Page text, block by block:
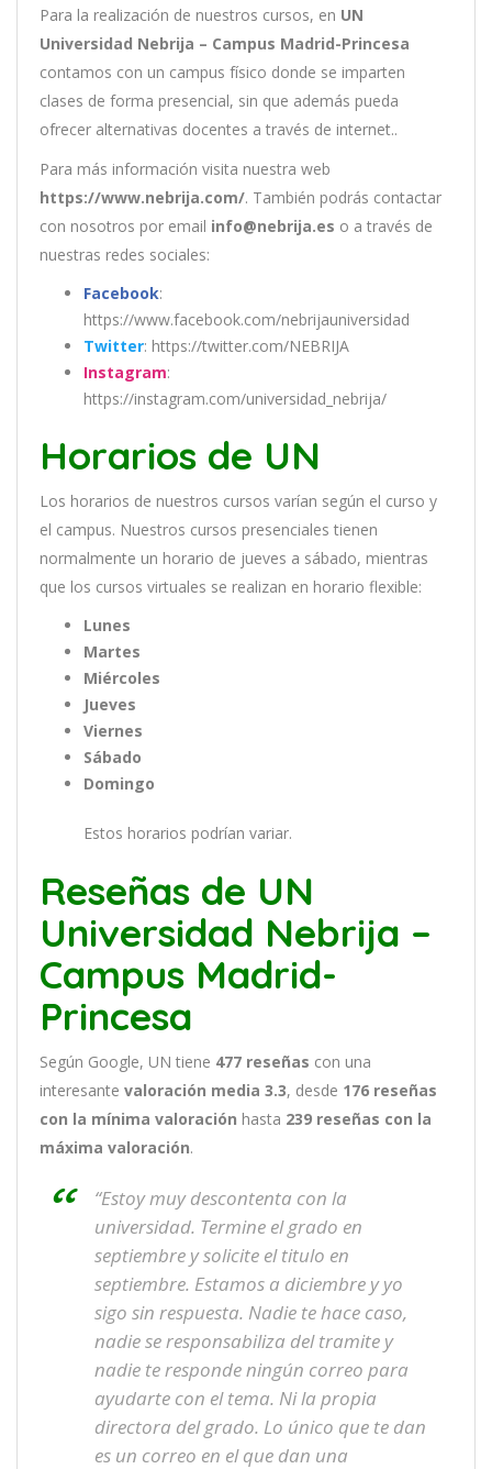
Para la realización de nuestros cursos, en UN
Universidad Nebrija – Campus Madrid-Princesa
contamos con un campus físico donde se imparten
clases de forma presencial, sin que además pueda
ofrecer alternativas docentes a través de internet..
Para más información visita nuestra web
https://www.nebrija.com/. También podrás contactar
con nosotros por email info@nebrija.es o a través de
nuestras redes sociales:
Facebook:
https://www.facebook.com/nebrijauniversidad
Twitter: https://twitter.com/NEBRIJA
Instagram:
https://instagram.com/universidad_nebrija/
Horarios de UN
Los horarios de nuestros cursos varían según el curso y
el campus. Nuestros cursos presenciales tienen
normalmente un horario de jueves a sábado, mientras
que los cursos virtuales se realizan en horario flexible:
Lunes
Martes
Miércoles
Jueves
Viernes
Sábado
Domingo
Estos horarios podrían variar.
Reseñas de UN
Universidad Nebrija –
Campus Madrid-
Princesa
Según Google, UN tiene 477 reseñas con una
interesante valoración media 3.3, desde 176 reseñas
con la mínima valoración hasta 239 reseñas con la
máxima valoración.
“Estoy muy descontenta con la
universidad. Termine el grado en
septiembre y solicite el titulo en
septiembre. Estamos a diciembre y yo
sigo sin respuesta. Nadie te hace caso,
nadie se responsabiliza del tramite y
nadie te responde ningún correo para
ayudarte con el tema. Ni la propia
directora del grado. Lo único que te dan
es un correo en el que dan una